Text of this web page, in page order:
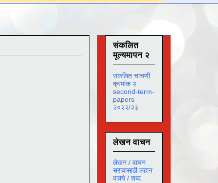
संकलित
मूल्यमापन २
संकलित चाचणी
क्रमांक २
second-term-
papers
२०२२/२३
लेखन वाचन
लेखन / वाचन
सरावासाठी लहान
वाक्ये / शब्द